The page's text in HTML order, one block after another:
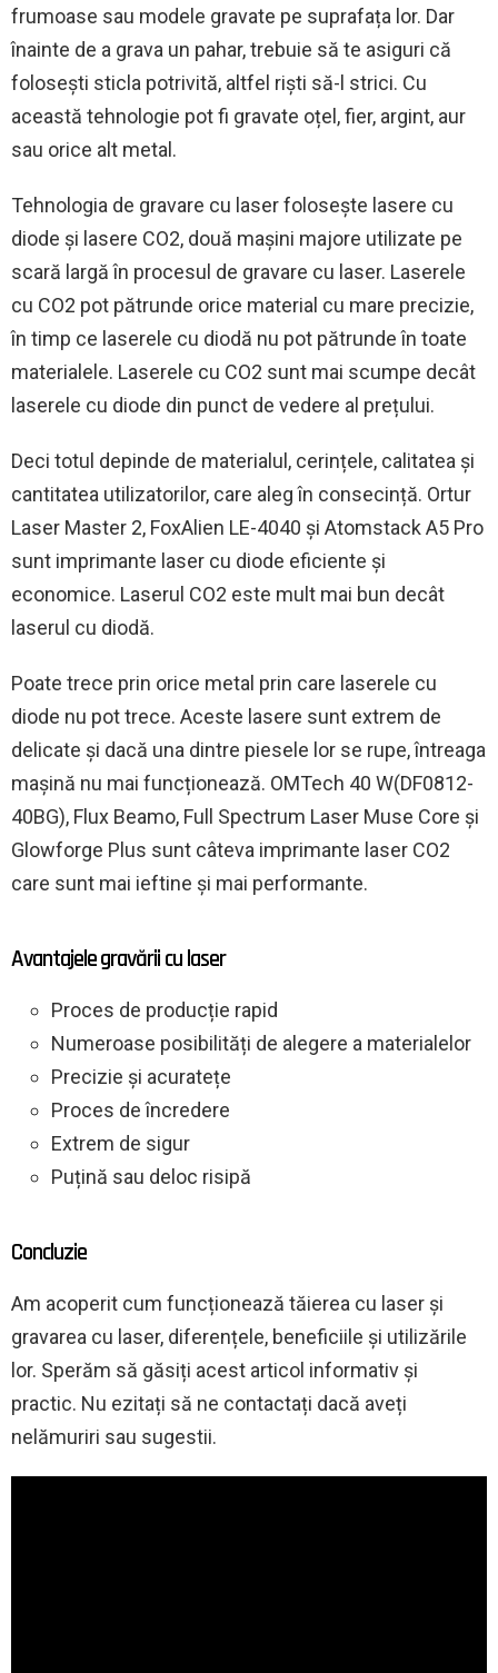
frumoase sau modele gravate pe suprafața lor. Dar
înainte de a grava un pahar, trebuie să te asiguri că
folosești sticla potrivită, altfel riști să-l strici. Cu
această tehnologie pot fi gravate oțel, fier, argint, aur
sau orice alt metal.
Tehnologia de gravare cu laser folosește lasere cu
diode și lasere CO2, două mașini majore utilizate pe
scară largă în procesul de gravare cu laser. Laserele
cu CO2 pot pătrunde orice material cu mare precizie,
în timp ce laserele cu diodă nu pot pătrunde în toate
materialele. Laserele cu CO2 sunt mai scumpe decât
laserele cu diode din punct de vedere al prețului.
Deci totul depinde de materialul, cerințele, calitatea și
cantitatea utilizatorilor, care aleg în consecință. Ortur
Laser Master 2, FoxAlien LE-4040 și Atomstack A5 Pro
sunt imprimante laser cu diode eficiente și
economice. Laserul CO2 este mult mai bun decât
laserul cu diodă.
Poate trece prin orice metal prin care laserele cu
diode nu pot trece. Aceste lasere sunt extrem de
delicate și dacă una dintre piesele lor se rupe, întreaga
mașină nu mai funcționează. OMTech 40 W(DF0812-
40BG), Flux Beamo, Full Spectrum Laser Muse Core și
Glowforge Plus sunt câteva imprimante laser CO2
care sunt mai ieftine și mai performante.
Avantajele gravării cu laser
Proces de producție rapid
Numeroase posibilități de alegere a materialelor
Precizie și acuratețe
Proces de încredere
Extrem de sigur
Puțină sau deloc risipă
Concluzie
Am acoperit cum funcționează tăierea cu laser și
gravarea cu laser, diferențele, beneficiile și utilizările
lor. Sperăm să găsiți acest articol informativ și
practic. Nu ezitați să ne contactați dacă aveți
nelămuriri sau sugestii.